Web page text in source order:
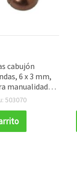
cabujón
6 x 3 mm,
manualidades,
DIY y
503070